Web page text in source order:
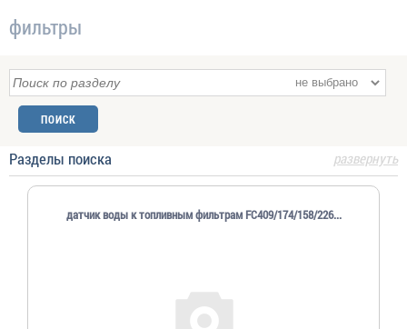
фильтры
развернуть
Разделы поиска
датчик воды к топливным фильтрам FC409/174/158/226...